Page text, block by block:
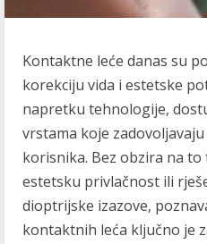
Kontaktne leće danas su
korekciju vida i estetske
napretku tehnologije,
vrstama koje
korisnika. Bez obzira na
estetsku privlačnost ili
dioptrijske izazove,
kontaktnih leća ključno je